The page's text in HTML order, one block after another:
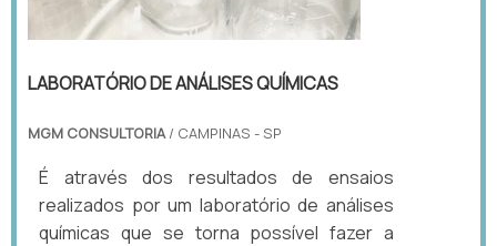
LABORATÓRIO DE ANÁLISES QUÍMICAS
MGM CONSULTORIA/ CAMPINAS - SP
É através dos resultados de ensaios
realizados por um laboratório de análises
químicas que se torna possível fazer a